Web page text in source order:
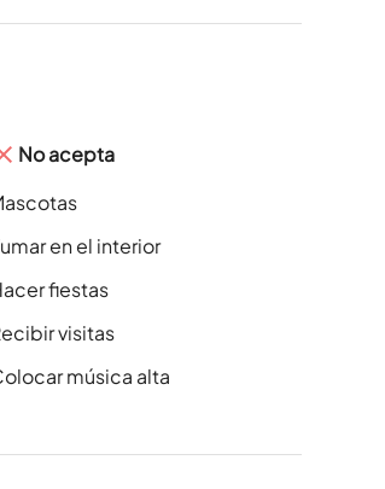
No acepta
en el interior
fiestas
visitas
música alta